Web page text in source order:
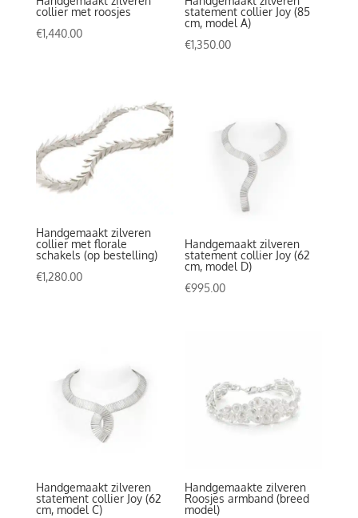
collier met roosjes
€1,440.00
statement collier Joy (85
cm, model A)
€1,350.00
Handgemaakt zilveren
collier met florale
schakels (op bestelling)
€1,280.00
Handgemaakt zilveren
statement collier Joy (62
cm, model D)
€995.00
Handgemaakt zilveren
statement collier Joy (62
cm, model C)
Handgemaakte zilveren
Roosjes armband (breed
model)